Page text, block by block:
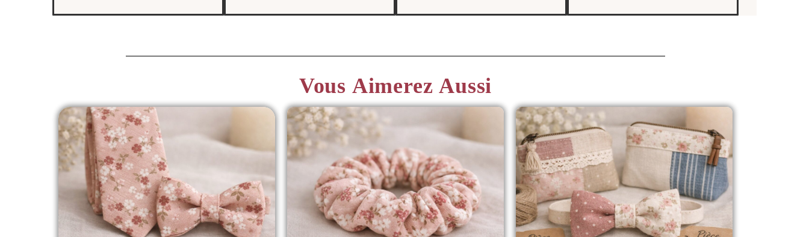
Vous Aimerez Aussi